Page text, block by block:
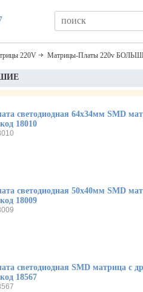
220V Матрицы-Платы 220v
светодиодная 64х34мм SMD
18010
светодиодная 50х40мм SMD
18009
светодиодная SMD матрица с
18567